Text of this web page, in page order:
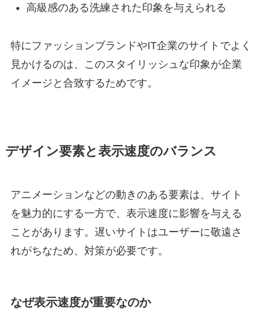
高級感のある洗練された印象を与えられる
特にファッションブランドやIT企業のサイトでよく
見かけるのは、このスタイリッシュな印象が企業
イメージと合致するためです。
デザイン要素と表示速度のバランス
アニメーションなどの動きのある要素は、サイト
を魅力的にする一方で、表示速度に影響を与える
ことがあります。遅いサイトはユーザーに敬遠さ
れがちなため、対策が必要です。
なぜ表示速度が重要なのか